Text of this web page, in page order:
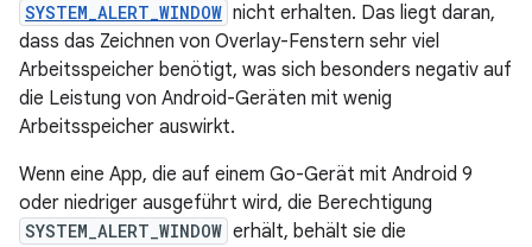
SYSTEM_ALERT_WINDOW nicht erhalten. Das liegt daran,
dass das Zeichnen von Overlay-Fenstern sehr viel
Arbeitsspeicher benötigt, was sich besonders negativ auf
die Leistung von Android-Geräten mit wenig
Arbeitsspeicher auswirkt.
Wenn eine App, die auf einem Go-Gerät mit Android 9
oder niedriger ausgeführt wird, die Berechtigung
SYSTEM_ALERT_WINDOW erhält, behält sie die